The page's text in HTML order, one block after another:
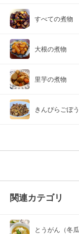
すべての煮物
大根の煮物
里芋の煮物
きんぴらごぼう
関連カテゴリ
とうがん（冬瓜